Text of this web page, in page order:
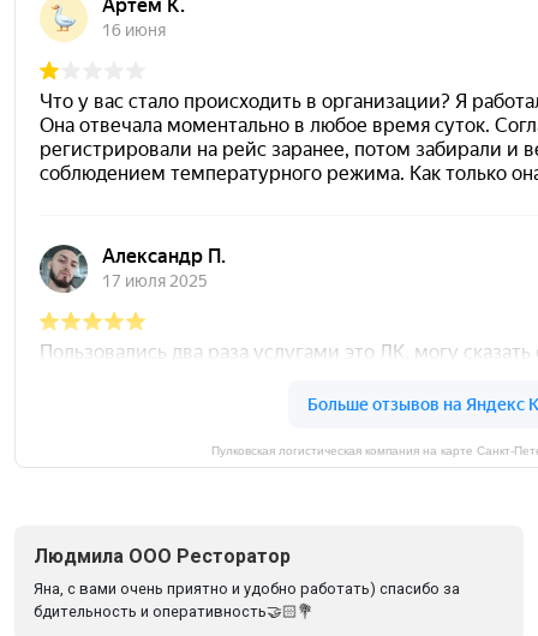
Пулковская логистическая компания на карте
Людмила ООО Ресторатор
Яна, с вами очень приятно и удобно работать) спасибо за
бдительность и оперативность🤝🏻💐